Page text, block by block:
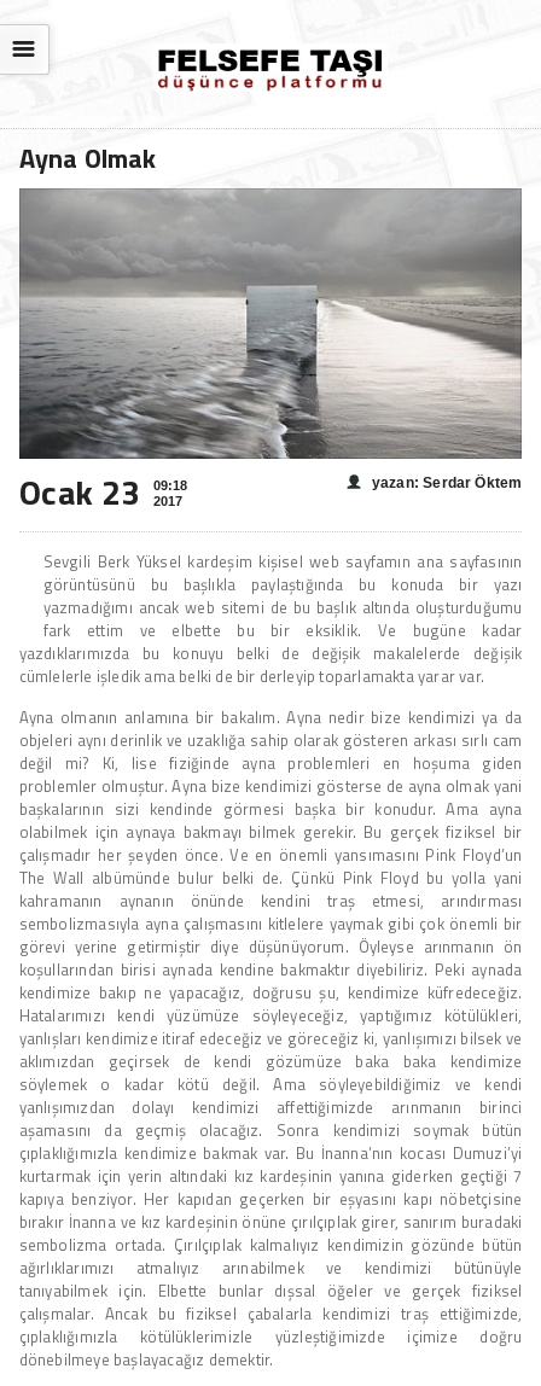
☰
Ayna Olmak
Ocak 23
09:18
2017
yazan: Serdar Öktem
Sevgili Berk Yüksel kardeşim kişisel web sayfamın ana sayfasının
görüntüsünü bu başlıkla paylaştığında bu konuda bir yazı
yazmadığımı ancak web sitemi de bu başlık altında oluşturduğumu
fark ettim ve elbette bu bir eksiklik. Ve bugüne kadar
yazdıklarımızda bu konuyu belki de değişik makalelerde değişik
cümlelerle işledik ama belki de bir derleyip toparlamakta yarar var.
Ayna olmanın anlamına bir bakalım. Ayna nedir bize kendimizi ya da
objeleri aynı derinlik ve uzaklığa sahip olarak gösteren arkası sırlı cam
değil mi? Ki, lise fiziğinde ayna problemleri en hoşuma giden
problemler olmuştur. Ayna bize kendimizi gösterse de ayna olmak yani
başkalarının sizi kendinde görmesi başka bir konudur. Ama ayna
olabilmek için aynaya bakmayı bilmek gerekir. Bu gerçek fiziksel bir
çalışmadır her şeyden önce. Ve en önemli yansımasını Pink Floyd’un
The Wall albümünde bulur belki de. Çünkü Pink Floyd bu yolla yani
kahramanın aynanın önünde kendini traş etmesi, arındırması
sembolizmasıyla ayna çalışmasını kitlelere yaymak gibi çok önemli bir
görevi yerine getirmiştir diye düşünüyorum. Öyleyse arınmanın ön
koşullarından birisi aynada kendine bakmaktır diyebiliriz. Peki aynada
kendimize bakıp ne yapacağız, doğrusu şu, kendimize küfredeceğiz.
Hatalarımızı kendi yüzümüze söyleyeceğiz, yaptığımız kötülükleri,
yanlışları kendimize itiraf edeceğiz ve göreceğiz ki, yanlışımızı bilsek ve
aklımızdan geçirsek de kendi gözümüze baka baka kendimize
söylemek o kadar kötü değil. Ama söyleyebildiğimiz ve kendi
yanlışımızdan dolayı kendimizi affettiğimizde arınmanın birinci
aşamasını da geçmiş olacağız. Sonra kendimizi soymak bütün
çıplaklığımızla kendimize bakmak var. Bu İnanna’nın kocası Dumuzi’yi
kurtarmak için yerin altındaki kız kardeşinin yanına giderken geçtiği 7
kapıya benziyor. Her kapıdan geçerken bir eşyasını kapı nöbetçisine
bırakır İnanna ve kız kardeşinin önüne çırılçıplak girer, sanırım buradaki
sembolizma ortada. Çırılçıplak kalmalıyız kendimizin gözünde bütün
ağırlıklarımızı atmalıyız arınabilmek ve kendimizi bütünüyle
tanıyabilmek için. Elbette bunlar dışsal öğeler ve gerçek fiziksel
çalışmalar. Ancak bu fiziksel çabalarla kendimizi traş ettiğimizde,
çıplaklığımızla kötülüklerimizle yüzleştiğimizde içimize doğru
dönebilmeye başlayacağız demektir.